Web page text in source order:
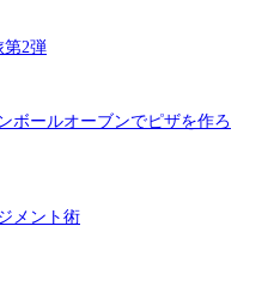
第2弾
ボールオーブンでピザを作ろ
メント術